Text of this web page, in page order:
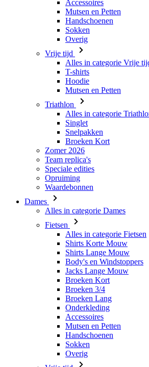
Vrije tijd
Alles in categorie Vrije tijd
T-shirts
Hoodie
Mutsen en Petten
Triathlon
Alles in categorie Triathlon
Singlet
Snelpakken
Broeken Kort
Zomer 2026
Team replica's
Speciale edities
Opruiming
Waardebonnen
Dames
Alles in categorie Dames
Fietsen
Alles in categorie Fietsen
Shirts Lange Mouw
Body's en Windstoppers
Jacks Lange Mouw
Broeken Kort
Broeken 3/4
Broeken Lang
Onderkleding
Accessoires
Mutsen en Petten
Handschoenen
Sokken
Overig
Vrije tijd
Alles in categorie Vrije tijd
T-Shirts
Hoodie
Mutsen en Petten